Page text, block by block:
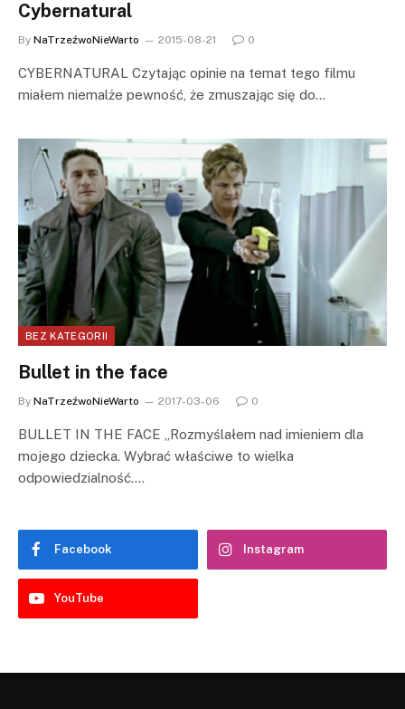
Cybernatural
By NaTrzeźwoNieWarto 2015-08-21 0
CYBERNATURAL Czytając opinie na temat tego filmu
miałem niemalże pewność, że zmuszając się do…
BEZ KATEGORII
Bullet in the face
By NaTrzeźwoNieWarto 2017-03-06 0
BULLET IN THE FACE „Rozmyślałem nad imieniem dla
mojego dziecka. Wybrać właściwe to wielka
odpowiedzialność.…
Facebook Instagram
YouTube